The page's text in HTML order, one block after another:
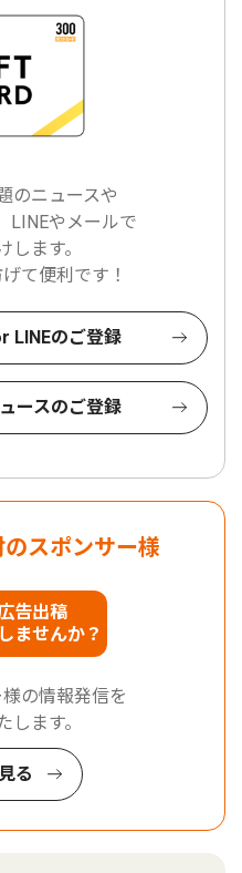
のニュースや
LINEやメールで
します。
て便利です！
LINEのご登録
ースのご登録
スポンサー様
告出稿
しませんか？
の情報発信を
します。
る